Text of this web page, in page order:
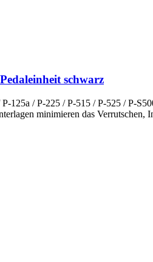
schwarz
125a / P-225 / P-515 / P-525 / P-
minimieren das Verrutschen,